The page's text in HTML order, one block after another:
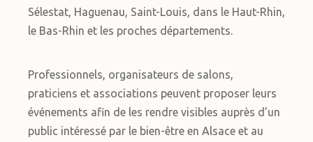
Sélestat, Haguenau, Saint-Louis, dans le Haut-Rhin,
le Bas-Rhin et les proches départements.
Professionnels, organisateurs de salons,
praticiens et associations peuvent proposer leurs
événements afin de les rendre visibles auprès d’un
public intéressé par le bien-être en Alsace et au